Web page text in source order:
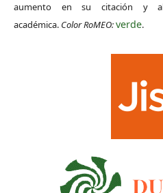
aumento en su citación y
académica. Color RoMEO:verde.